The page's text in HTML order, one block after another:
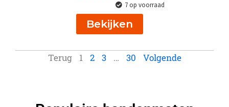
7 op voorraad
Bekijken
Terug 1 2 3 … 30 Volgende